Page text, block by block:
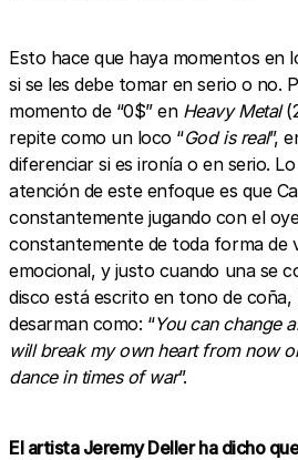
Esto hace que haya momentos en
si se les debe tomar en serio o no.
momento de “0$” en Heavy Metal
repite como un loco “God is real”,
diferenciar si es ironía o en serio.
atención de este enfoque es que
constantemente jugando con el
constantemente de toda forma de
emocional, y justo cuando una se
disco está escrito en tono de coña,
desarman como: “You can change
will break my own heart from now
dance in times of war”.
El artista Jeremy Deller ha dicho